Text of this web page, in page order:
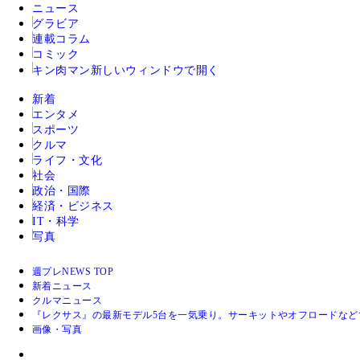
ニュース
グラビア
連載コラム
コミック
キン肉マン 新しいウィンドウで開く
新着
エンタメ
スポーツ
クルマ
ライフ・文化
社会
政治・国際
経済・ビジネス
IT・科学
写真
週プレNEWS TOP
新着ニュース
クルマニュース
『レクサス』の最新モデル5台を一気乗り。サーキットやオフロードな
画像・写真